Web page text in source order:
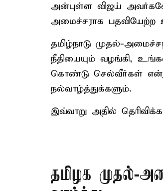
அன்புள்ள விஜய்
அமைச்சராக பதவியேற்ற
தமிழ்நாடு முதல்-
நீதியையும் வழங்கி,
கொண்டு செல்வீர்கள் என்று
நல்வாழ்த்துக்களும்.
இவ்வாறு அதில்
தமிழக முதல்-